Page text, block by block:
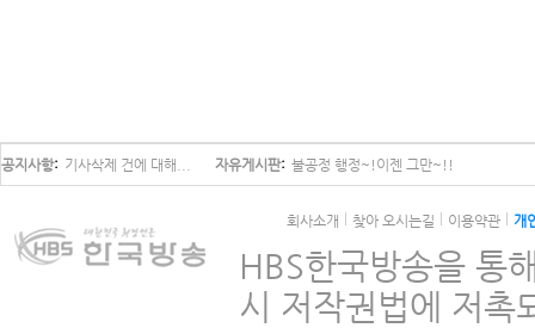
공지사항 기사삭제 건에 대해... 자유게시판 불공정 행정~!이젠 그만~!!
회사소개 찾아 오시는길 이용약관 개
HBS한국방송을 통
시 저작권법에 저촉